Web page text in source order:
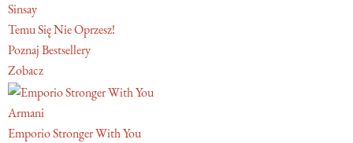
Sinsay
Temu Się Nie Oprzesz!
Poznaj Bestsellery
Zobacz
Armani
Emporio Stronger With You